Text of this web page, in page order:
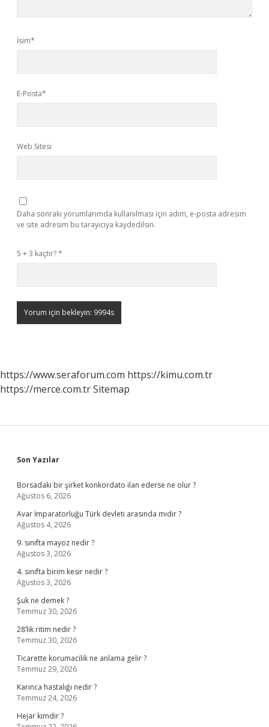
İsim*
E-Posta*
Web Sitesi
Daha sonraki yorumlarımda kullanılması için adım, e-posta adresim
ve site adresim bu tarayıcıya kaydedilsin.
5 + 3 kaçtır?*
https://www.seraforum.com https://kimu.com.tr
https://merce.com.trSitemap
Sidebar
Son Yazılar
Borsadaki bir şirket konkordato ilan ederse ne olur ?
Ağustos 6, 2026
Avar İmparatorluğu Türk devleti arasında mıdır ?
Ağustos 4, 2026
9. sınıfta mayoz nedir ?
Ağustos 3, 2026
4. sınıfta birim kesir nedir ?
Ağustos 3, 2026
Şuk ne demek ?
Temmuz 30, 2026
28’lik ritim nedir ?
Temmuz 30, 2026
Ticarette korumacilik ne anlama gelir ?
Temmuz 29, 2026
Karınca hastalığı nedir ?
Temmuz 24, 2026
Hejar kimdir ?